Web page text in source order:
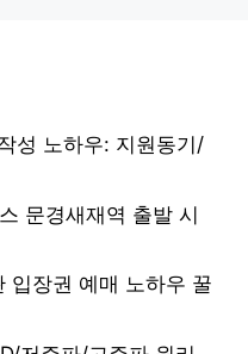
성 노하우: 지원동기/
문경새재역 출발 시
입장권 예매 노하우 꿀